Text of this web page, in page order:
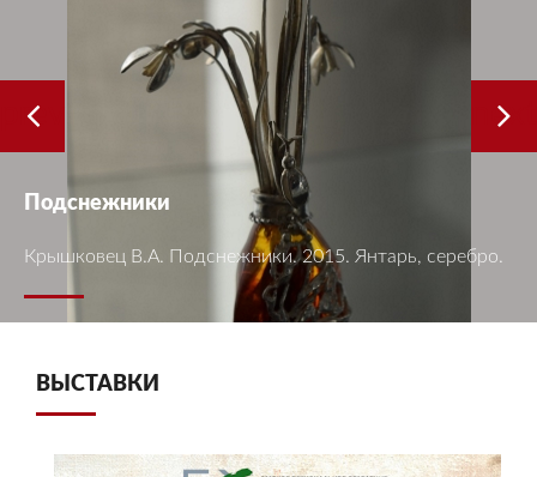
Подснежники
Крышковец В.А. Подснежники. 2015. Янтарь, серебро.
prev next
ВЫСТАВКИ